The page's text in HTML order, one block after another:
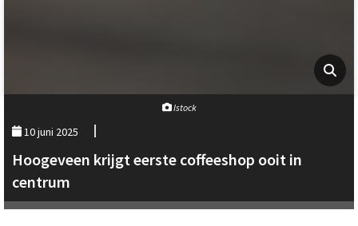
Istock
10 juni 2025
Hoogeveen krijgt eerste coffeeshop ooit in
centrum